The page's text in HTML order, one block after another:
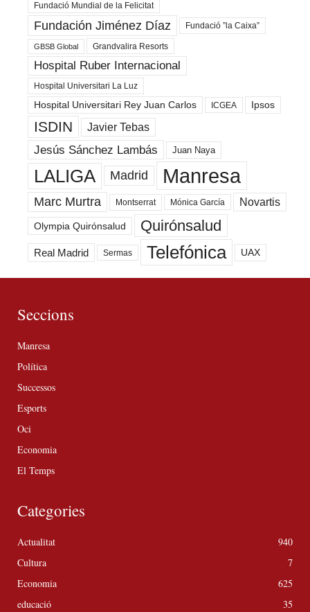
Fundació Mundial de la Felicitat
Fundación Jiménez Díaz Fundació ”la Caixa”
GBSB Global Grandvalira Resorts
Hospital Ruber Internacional
Hospital Universitari La Luz
Hospital Universitari Rey Juan Carlos ICGEA Ipsos
ISDIN Javier Tebas
Jesús Sánchez Lambás Juan Naya
LALIGA Madrid Manresa
Marc Murtra Montserrat Mónica García Novartis
Olympia Quirónsalud Quirónsalud
Real Madrid Sermas Telefónica UAX
Seccions
Manresa
Política
Successos
Esports
Oci
Economia
El Temps
Categories
Actualitat
940
Cultura
7
Economia
625
educació
35